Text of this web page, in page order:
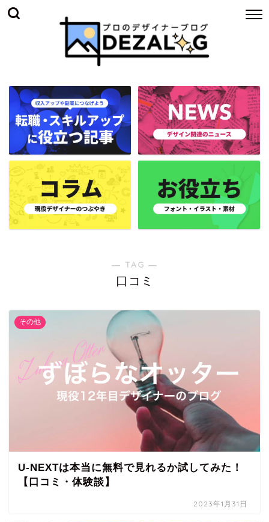
― TAG ―
口コミ
その他
U-NEXTは本当に無料で見れるか試してみた！
【口コミ・体験談】
2023年1月31日